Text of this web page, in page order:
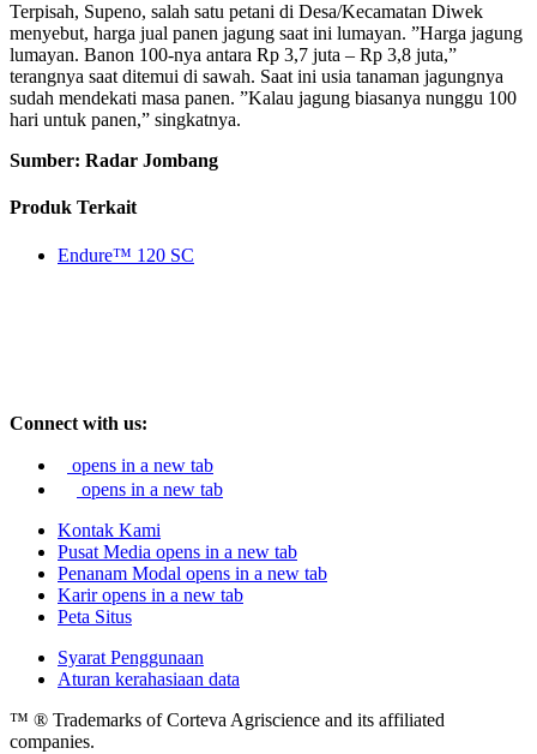
Terpisah, Supeno, salah satu petani di Desa/Kecamatan Diwek
menyebut, harga jual panen jagung saat ini lumayan. ”Harga jagung
lumayan. Banon 100-nya antara Rp 3,7 juta – Rp 3,8 juta,”
terangnya saat ditemui di sawah. Saat ini usia tanaman jagungnya
sudah mendekati masa panen. ”Kalau jagung biasanya nunggu 100
hari untuk panen,” singkatnya.
Sumber: Radar Jombang
Produk Terkait
Endure™ 120 SC
Connect with us:
opens in a new tab
opens in a new tab
Kontak Kami
Pusat Media opens in a new tab
Penanam Modal opens in a new tab
Karir opens in a new tab
Peta Situs
Syarat Penggunaan
Aturan kerahasiaan data
™ ® Trademarks of Corteva Agriscience and its affiliated
companies.